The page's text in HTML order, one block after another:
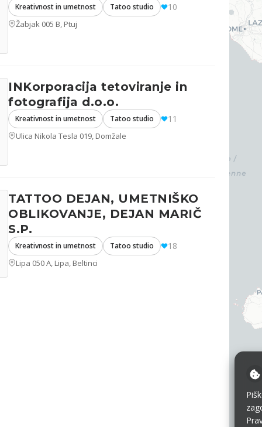
Kreativnost in umetnost Tatoo studio 10
Žabjak 005 B, Ptuj
INKorporacija tetoviranje in
fotografija d.o.o.
Kreativnost in umetnost Tatoo studio 11
Ulica Nikola Tesla 019, Domžale
TATTOO DEJAN, UMETNIŠKO
OBLIKOVANJE, DEJAN MARIČ
S.P.
Kreativnost in umetnost Tatoo studio 18
Lipa 050 A, Lipa, Beltinci